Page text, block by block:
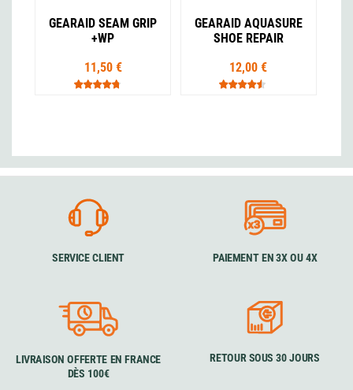
GEARAID SEAM GRIP
+WP
11,50 €
GEARAID AQUASURE
SHOE REPAIR
12,00 €
SERVICE CLIENT PAIEMENT EN 3X OU 4X
LIVRAISON OFFERTE EN FRANCE
DÈS 100€
RETOUR SOUS 30 JOURS